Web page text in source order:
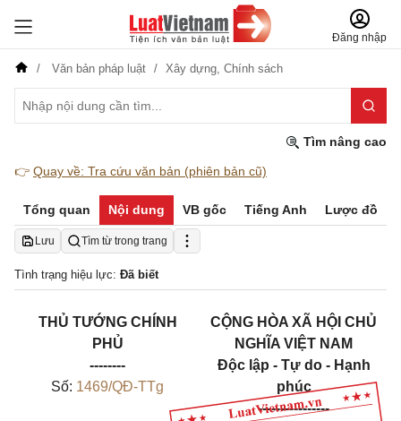
Đăng nhập
Văn bản pháp luật Xây dựng, Chính sách
Tìm nâng cao
👉 Quay về: Tra cứu văn bản (phiên bản cũ)
Tổng quan Nội dung VB gốc Tiếng Anh Lược đồ
Lưu Tìm từ trong trang
Tình trạng hiệu lực: Đã biết
THỦ TƯỚNG CHÍNH
PHỦ
--------
Số: 1469/QĐ-TTg
CỘNG HÒA XÃ HỘI CHỦ
NGHĨA VIỆT NAM
Độc lập - Tự do - Hạnh
phúc
----------------